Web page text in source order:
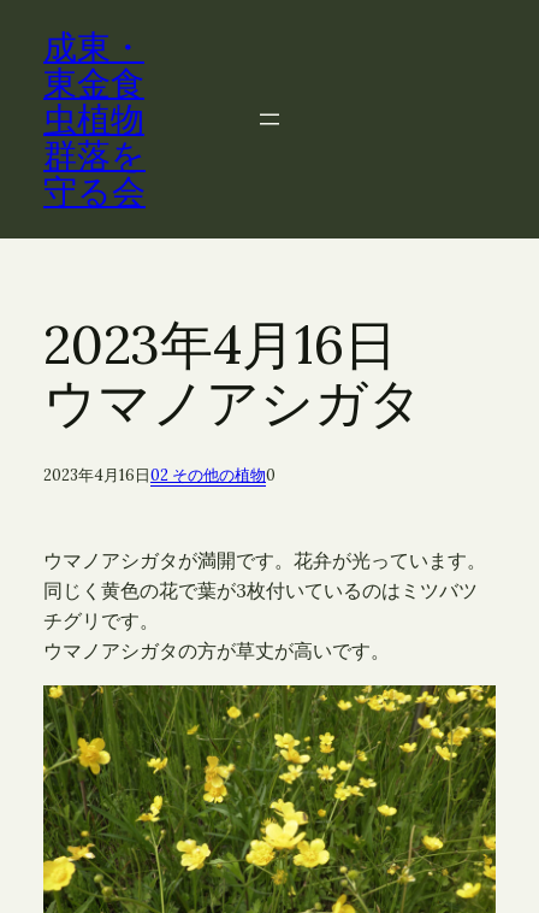
成東・
東金食
虫植物
群落を
守る会
2023年4月16日
ウマノアシガタ
2023年4月16日02 その他の植物0
ウマノアシガタが満開です。花弁が光っています。
同じく黄色の花で葉が3枚付いているのはミツバツ
チグリです。
ウマノアシガタの方が草丈が高いです。